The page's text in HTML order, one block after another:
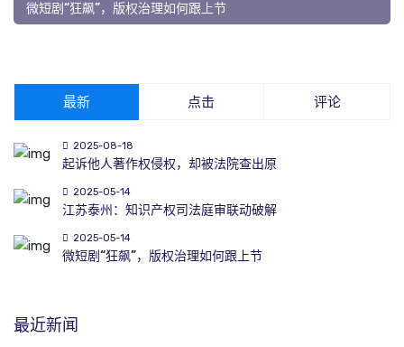
微短剧“狂飙”，版权治理如何跟上节
最新 点击 评论
2025-08-18
起诉他人著作权侵权，却被法院查出原
2025-05-14
江苏泰州：知识产权司法庭审联动破解
2025-05-14
微短剧“狂飙”，版权治理如何跟上节
最近新闻